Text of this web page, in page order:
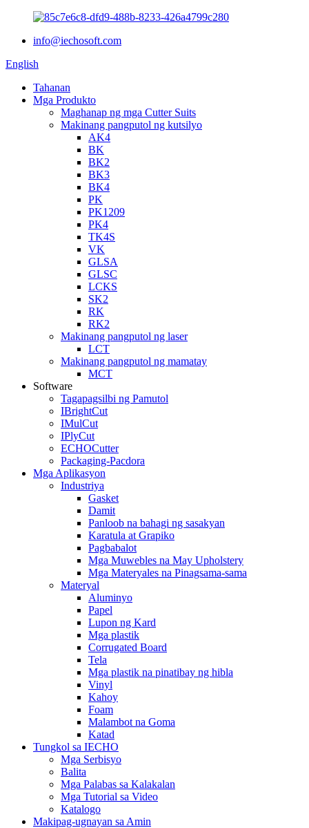
info@iechosoft.com
English
Tahanan
Mga Produkto
Maghanap ng mga Cutter Suits
Makinang pangputol ng kutsilyo
AK4
BK
BK2
BK3
BK4
PK
PK1209
PK4
TK4S
VK
GLSA
GLSC
LCKS
SK2
RK
RK2
Makinang pangputol ng laser
LCT
Makinang pangputol ng mamatay
MCT
Software
Tagapagsilbi ng Pamutol
IBrightCut
IMulCut
IPlyCut
ECHOCutter
Packaging-Pacdora
Mga Aplikasyon
Industriya
Gasket
Damit
Panloob na bahagi ng sasakyan
Karatula at Grapiko
Pagbabalot
Mga Muwebles na May Upholstery
Mga Materyales na Pinagsama-sama
Materyal
Aluminyo
Papel
Lupon ng Kard
Mga plastik
Corrugated Board
Tela
Mga plastik na pinatibay ng hibla
Vinyl
Kahoy
Foam
Malambot na Goma
Katad
Tungkol sa IECHO
Mga Serbisyo
Balita
Mga Palabas sa Kalakalan
Mga Tutorial sa Video
Katalogo
Makipag-ugnayan sa Amin